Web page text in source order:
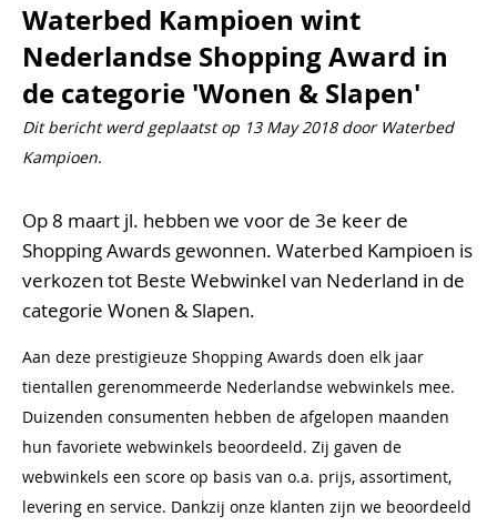
Waterbed Kampioen wint
Nederlandse Shopping Award in
de categorie 'Wonen & Slapen'
Dit bericht werd geplaatst op 13 May 2018 door Waterbed
Kampioen.
Op 8 maart jl. hebben we voor de 3e keer de
Shopping Awards gewonnen. Waterbed Kampioen is
verkozen tot Beste Webwinkel van Nederland in de
categorie Wonen & Slapen.
Aan deze prestigieuze Shopping Awards doen elk jaar
tientallen gerenommeerde Nederlandse webwinkels mee.
Duizenden consumenten hebben de afgelopen maanden
hun favoriete webwinkels beoordeeld. Zij gaven de
webwinkels een score op basis van o.a. prijs, assortiment,
levering en service. Dankzij onze klanten zijn we beoordeeld